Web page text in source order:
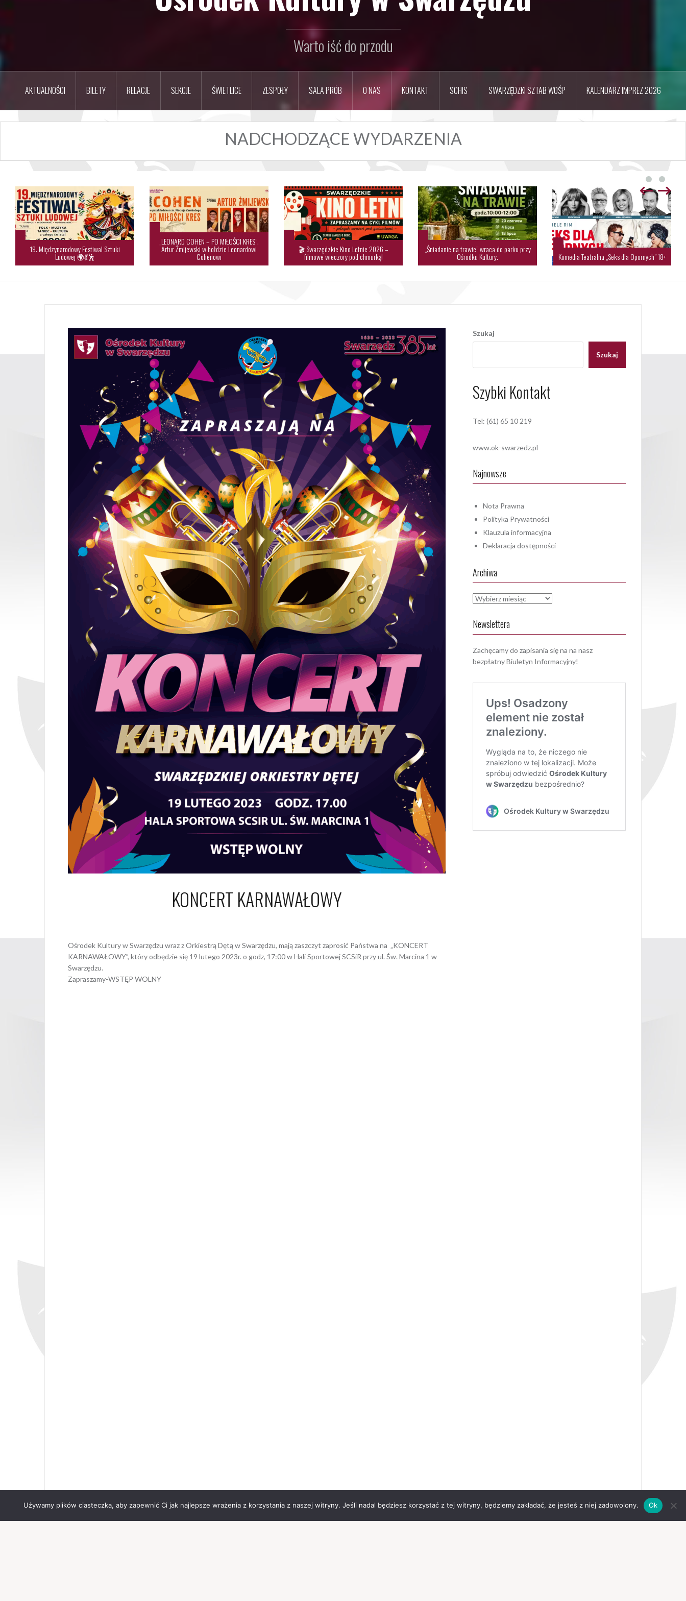
Warto iść do przodu
AKTUALNOŚCI BILETY RELACJE SEKCJE ŚWIETLICE ZESPOŁY SALA PRÓB O NAS KONTAKT SCHIS SWARZĘDZKI SZTAB WOŚP KALENDARZ IMPREZ 2026
NADCHODZĄCE WYDARZENIA
19. Międzynarodowy Festiwal Sztuki
Ludowej 🌍💃🕺
„LEONARD COHEN – PO MIŁOŚCI KRES”.
Artur Żmijewski w hołdzie Leonardowi
Cohenowi
🎬 Swarzędzkie Kino Letnie 2026 –
filmowe wieczory pod chmurką!
„Śniadanie na trawie” wraca do parku przy
Ośrodku Kultury. Komedia Teatralna „Seks dla Opornych” 18+
KONCERT KARNAWAŁOWY
Ośrodek Kultury w Swarzędzu wraz z Orkiestrą Dętą w Swarzędzu, mają zaszczyt zaprosić Państwa na „KONCERT
KARNAWAŁOWY”, który odbędzie się 19 lutego 2023r. o godz, 17:00 w Hali Sportowej SCSiR przy ul. Św. Marcina 1 w
Swarzędzu.
Zapraszamy-WSTĘP WOLNY
Szukaj
Szukaj
Szybki Kontakt
Tel: (61) 65 10 219
www.ok-swarzedz.pl
Najnowsze
Nota Prawna
Polityka Prywatności
Klauzula informacyjna
Deklaracja dostępności
Archiwa
Archiwa
Newslettera
Zachęcamy do zapisania się na na nasz
bezpłatny Biuletyn Informacyjny!
Używamy plików ciasteczka, aby zapewnić Ci jak najlepsze wrażenia z korzystania z naszej witryny. Jeśli nadal będziesz korzystać z tej witryny, będziemy zakładać, że jesteś z niej zadowolony. Ok